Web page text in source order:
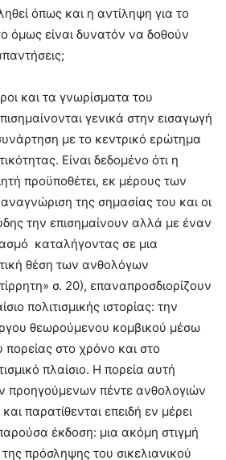
όπως και η αντίληψη για το
όμως είναι δυνατόν να δοθούν
και τα γνωρίσματα του
γενικά στην εισαγωγή
με το κεντρικό ερώτημα
Είναι δεδομένο ότι η
προϋποθέτει, εκ μέρους των
της σημασίας του και οι
την επισημαίνουν αλλά με έναν
καταλήγοντας σε μια
θέση των ανθολόγων
σ. 20), επαναπροσδιορίζουν
πολιτισμικής ιστορίας: την
θεωρούμενου κομβικού μέσω
πορείας στο χρόνο και στο
πλαίσιο. Η πορεία αυτή
προηγούμενων πέντε ανθολογιών
παρατίθενται επειδή εν μέρει
έκδοση: μια ακόμη στιγμή
πρόσληψης του σικελιανικού